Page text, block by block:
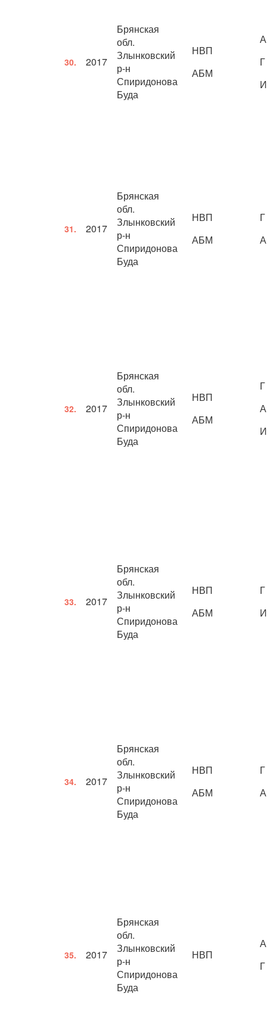
30. 2017
Брянская
обл.
Злынковский
р-н
Спиридонова
Буда
НВП
АБМ
А
Г
И
31. 2017
Брянская
обл.
Злынковский
р-н
Спиридонова
Буда
НВП
АБМ
Г
А
32. 2017
Брянская
обл.
Злынковский
р-н
Спиридонова
Буда
НВП
АБМ
Г
А
И
33. 2017
Брянская
обл.
Злынковский
р-н
Спиридонова
Буда
НВП
АБМ
Г
И
34. 2017
Брянская
обл.
Злынковский
р-н
Спиридонова
Буда
НВП
АБМ
Г
А
35. 2017
Брянская
обл.
Злынковский
р-н
Спиридонова
Буда
НВП
А
Г